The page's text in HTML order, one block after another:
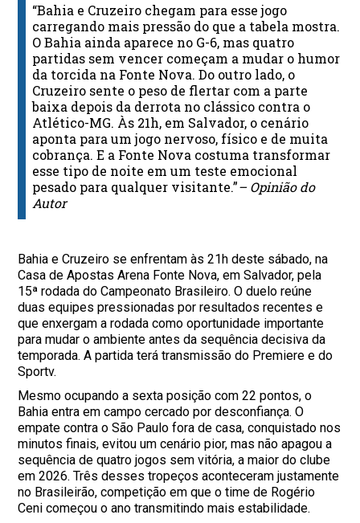
“Bahia e Cruzeiro chegam para esse jogo
carregando mais pressão do que a tabela mostra.
O Bahia ainda aparece no G-6, mas quatro
partidas sem vencer começam a mudar o humor
da torcida na Fonte Nova. Do outro lado, o
Cruzeiro sente o peso de flertar com a parte
baixa depois da derrota no clássico contra o
Atlético-MG. Às 21h, em Salvador, o cenário
aponta para um jogo nervoso, físico e de muita
cobrança. E a Fonte Nova costuma transformar
esse tipo de noite em um teste emocional
pesado para qualquer visitante.”– Opinião do
Autor
Bahia e Cruzeiro se enfrentam às 21h deste sábado, na
Casa de Apostas Arena Fonte Nova, em Salvador, pela
15ª rodada do Campeonato Brasileiro. O duelo reúne
duas equipes pressionadas por resultados recentes e
que enxergam a rodada como oportunidade importante
para mudar o ambiente antes da sequência decisiva da
temporada. A partida terá transmissão do Premiere e do
Sportv.
Mesmo ocupando a sexta posição com 22 pontos, o
Bahia entra em campo cercado por desconfiança. O
empate contra o São Paulo fora de casa, conquistado nos
minutos finais, evitou um cenário pior, mas não apagou a
sequência de quatro jogos sem vitória, a maior do clube
em 2026. Três desses tropeços aconteceram justamente
no Brasileirão, competição em que o time de Rogério
Ceni começou o ano transmitindo mais estabilidade.